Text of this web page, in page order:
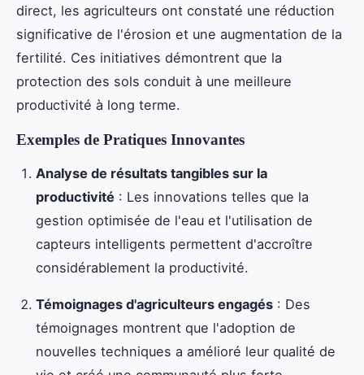
direct, les agriculteurs ont constaté une réduction
significative de l'érosion et une augmentation de la
fertilité. Ces initiatives démontrent que la
protection des sols conduit à une meilleure
productivité à long terme.
Exemples de Pratiques Innovantes
Analyse de résultats tangibles sur la
productivité : Les innovations telles que la
gestion optimisée de l'eau et l'utilisation de
capteurs intelligents permettent d'accroître
considérablement la productivité.
Témoignages d'agriculteurs engagés : Des
témoignages montrent que l'adoption de
nouvelles techniques a amélioré leur qualité de